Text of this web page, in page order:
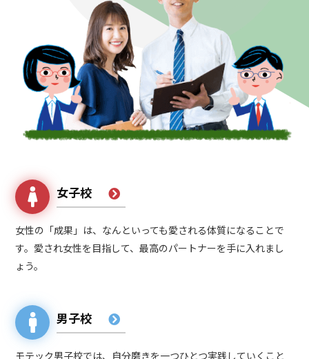
女子校
女性の「成果」は、なんといっても愛される体質になることで
す。愛され女性を目指して、最高のパートナーを手に入れまし
ょう。
男子校
モテック男子校では、自分磨きを一つひとつ実践していくこと